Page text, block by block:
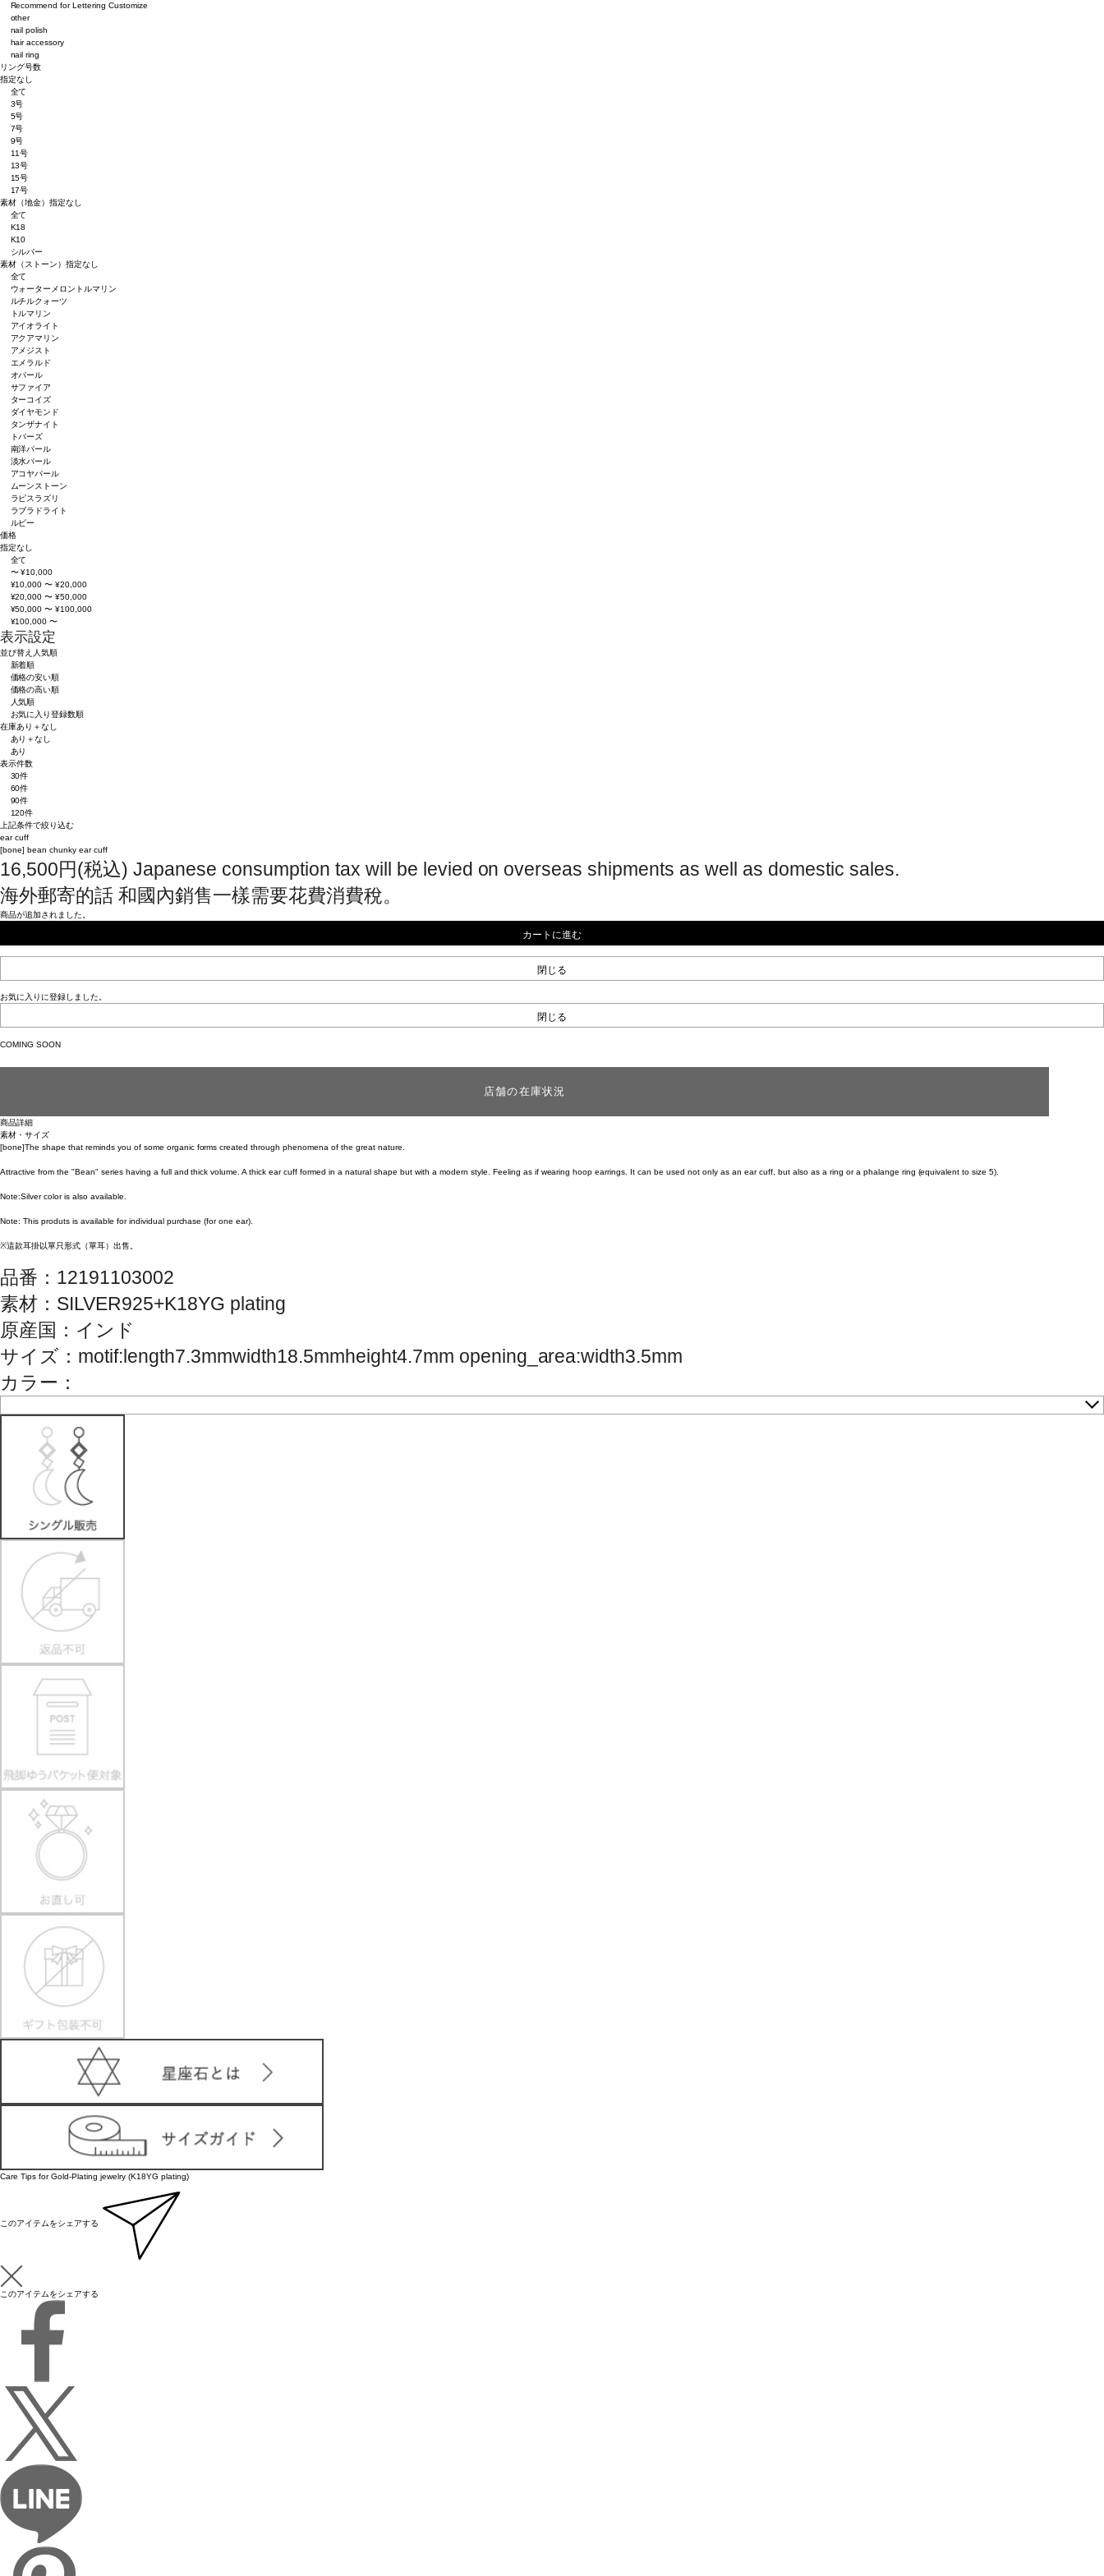
Recommend for Lettering Customize
other
nail polish
hair accessory
nail ring
リング号数
指定なし
全て
3号
5号
7号
9号
11号
13号
15号
17号
素材（地金） 指定なし
全て
K18
K10
シルバー
素材（ストーン） 指定なし
全て
ウォーターメロントルマリン
ルチルクォーツ
トルマリン
アイオライト
アクアマリン
アメジスト
エメラルド
オパール
サファイア
ターコイズ
ダイヤモンド
タンザナイト
トパーズ
南洋パール
淡水パール
アコヤパール
ムーンストーン
ラピスラズリ
ラブラドライト
ルビー
価格
指定なし
全て
〜 ¥10,000
¥10,000 〜 ¥20,000
¥20,000 〜 ¥50,000
¥50,000 〜 ¥100,000
¥100,000 〜
表示設定
並び替え 人気順
新着順
価格の安い順
価格の高い順
人気順
お気に入り登録数順
在庫あり＋なし
あり＋なし
あり
表示件数
30件
60件
90件
120件
上記条件で絞り込む
ear cuff
[bone] bean chunky ear cuff
16,500円(税込) Japanese consumption tax will be levied on overseas shipments as well as domestic sales.
海外郵寄的話 和國內銷售一樣需要花費消費稅。
商品が追加されました。
カートに進む
閉じる
お気に入りに登録しました。
閉じる
COMING SOON
店舗の在庫状況
商品詳細
素材・サイズ
[bone]The shape that reminds you of some organic forms created through phenomena of the great nature.
Attractive from the "Bean" series having a full and thick volume. A thick ear cuff formed in a natural shape but with a modern style. Feeling as if wearing hoop earrings. It can be used not only as an ear cuff, but also as a ring or a phalange ring (equivalent to size 5).
Note:Silver color is also available.
Note: This produts is available for individual purchase (for one ear).
※這款耳掛以單只形式（單耳）出售。
品番： 12191103002
素材： SILVER925+K18YG plating
原産国： インド
サイズ ： motif:length7.3mmwidth18.5mmheight4.7mm opening_area:width3.5mm
カラー：
Care Tips for Gold-Plating jewelry (K18YG plating)
このアイテムをシェアする
このアイテムをシェアする